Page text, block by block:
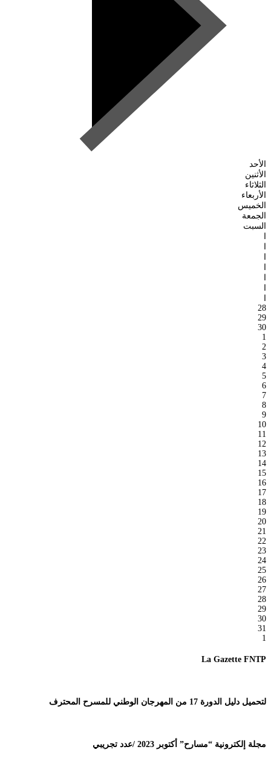
الأحد
الأثنين
الثلاثاء
الأربعاء
الخميس
الجمعة
السبت
28
29
30
1
2
3
4
5
6
7
8
9
10
11
12
13
14
15
16
17
18
19
20
21
22
23
24
25
26
27
28
29
30
31
1
La Gazette FNTP
لتحميل دليل الدورة 17 من المهرجان الوطني للمسرح المحترف
مجلة إلكترونية “مسارح” أكتوبر 2023 /عدد تجريبي